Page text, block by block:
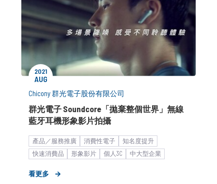
2021
AUG
Chicony 群光電子股份有限公司
群光電子 Soundcore「拋棄整個世界」無線
藍牙耳機形象影片拍攝
產品／服務推廣 消費性電子
知名度提升
快速消費品
形象影片 個人3C
中大型企業
看更多